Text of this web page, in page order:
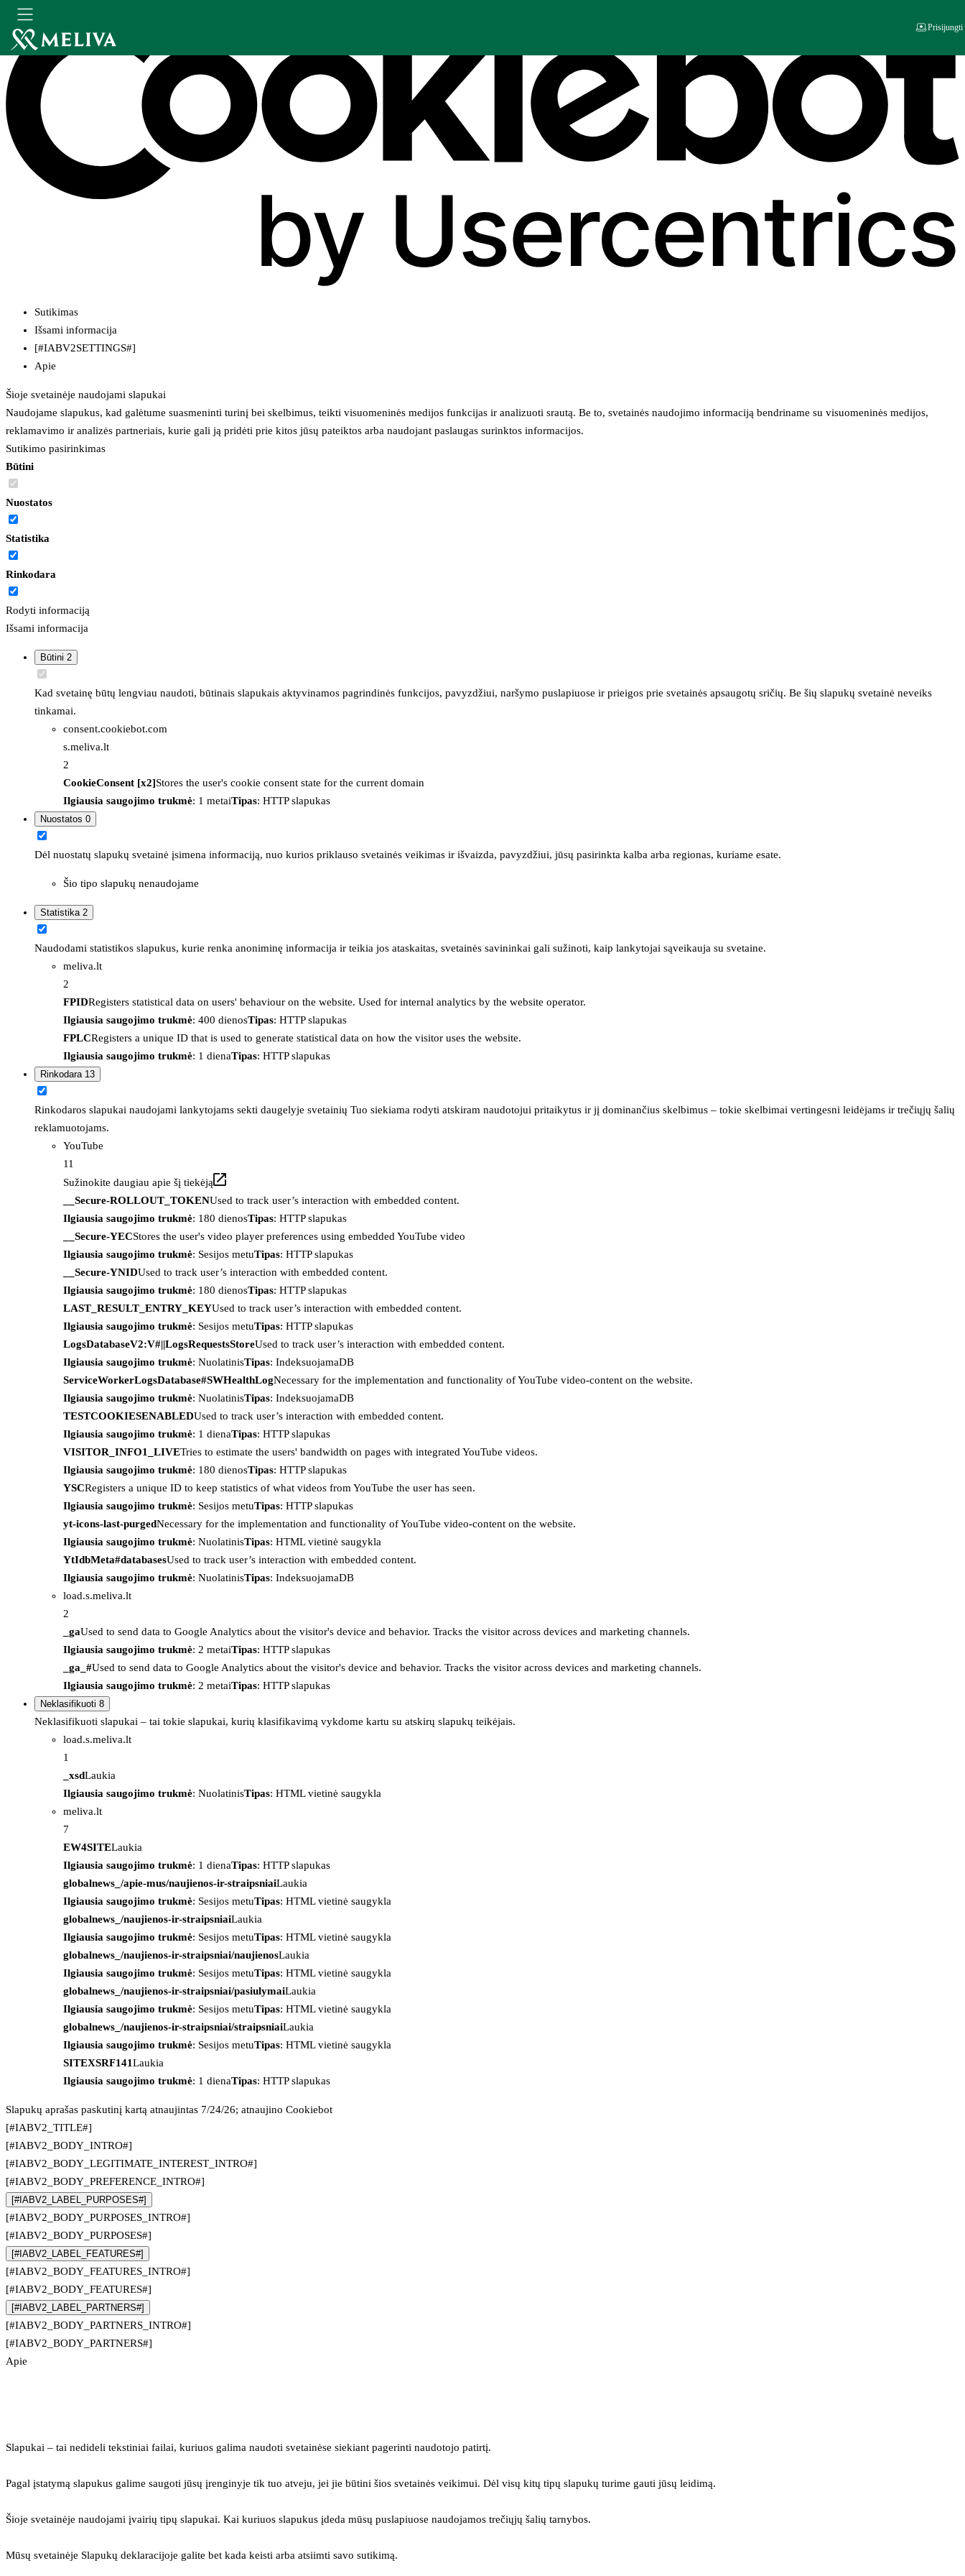
Sutikimas
Išsami informacija
[#IABV2SETTINGS#]
Apie
Šioje svetainėje naudojami slapukai
Naudojame slapukus, kad galėtume suasmeninti turinį bei skelbimus, teikti visuomeninės medijos funkcijas ir analizuoti srautą. Be to, svetainės naudojimo informaciją bendriname su visuomeninės medijos,
reklamavimo ir analizės partneriais, kurie gali ją pridėti prie kitos jūsų pateiktos arba naudojant paslaugas surinktos informacijos.
Sutikimo pasirinkimas
Būtini
Nuostatos
Statistika
Rinkodara
Rodyti informaciją
Išsami informacija
Būtini 2
Kad svetainę būtų lengviau naudoti, būtinais slapukais aktyvinamos pagrindinės funkcijos, pavyzdžiui, naršymo puslapiuose ir prieigos prie svetainės apsaugotų sričių. Be šių slapukų svetainė neveiks
tinkamai.
consent.cookiebot.com
s.meliva.lt
2
CookieConsent [x2]Stores the user's cookie consent state for the current domain
Ilgiausia saugojimo trukmė: 1 metaiTipas: HTTP slapukas
Nuostatos 0
Dėl nuostatų slapukų svetainė įsimena informaciją, nuo kurios priklauso svetainės veikimas ir išvaizda, pavyzdžiui, jūsų pasirinkta kalba arba regionas, kuriame esate.
Šio tipo slapukų nenaudojame
Statistika 2
Naudodami statistikos slapukus, kurie renka anoniminę informacija ir teikia jos ataskaitas, svetainės savininkai gali sužinoti, kaip lankytojai sąveikauja su svetaine.
meliva.lt
2
FPIDRegisters statistical data on users' behaviour on the website. Used for internal analytics by the website operator.
Ilgiausia saugojimo trukmė: 400 dienosTipas: HTTP slapukas
FPLCRegisters a unique ID that is used to generate statistical data on how the visitor uses the website.
Ilgiausia saugojimo trukmė: 1 dienaTipas: HTTP slapukas
Rinkodara 13
Rinkodaros slapukai naudojami lankytojams sekti daugelyje svetainių Tuo siekiama rodyti atskiram naudotojui pritaikytus ir jį dominančius skelbimus – tokie skelbimai vertingesni leidėjams ir trečiųjų šalių
reklamuotojams.
YouTube
11
Sužinokite daugiau apie šį tiekėją
__Secure-ROLLOUT_TOKENUsed to track user’s interaction with embedded content.
Ilgiausia saugojimo trukmė: 180 dienosTipas: HTTP slapukas
__Secure-YECStores the user's video player preferences using embedded YouTube video
Ilgiausia saugojimo trukmė: Sesijos metuTipas: HTTP slapukas
__Secure-YNIDUsed to track user’s interaction with embedded content.
Ilgiausia saugojimo trukmė: 180 dienosTipas: HTTP slapukas
LAST_RESULT_ENTRY_KEYUsed to track user’s interaction with embedded content.
Ilgiausia saugojimo trukmė: Sesijos metuTipas: HTTP slapukas
LogsDatabaseV2:V#||LogsRequestsStoreUsed to track user’s interaction with embedded content.
Ilgiausia saugojimo trukmė: NuolatinisTipas: IndeksuojamaDB
ServiceWorkerLogsDatabase#SWHealthLogNecessary for the implementation and functionality of YouTube video-content on the website.
Ilgiausia saugojimo trukmė: NuolatinisTipas: IndeksuojamaDB
TESTCOOKIESENABLEDUsed to track user’s interaction with embedded content.
Ilgiausia saugojimo trukmė: 1 dienaTipas: HTTP slapukas
VISITOR_INFO1_LIVETries to estimate the users' bandwidth on pages with integrated YouTube videos.
Ilgiausia saugojimo trukmė: 180 dienosTipas: HTTP slapukas
YSCRegisters a unique ID to keep statistics of what videos from YouTube the user has seen.
Ilgiausia saugojimo trukmė: Sesijos metuTipas: HTTP slapukas
yt-icons-last-purgedNecessary for the implementation and functionality of YouTube video-content on the website.
Ilgiausia saugojimo trukmė: NuolatinisTipas: HTML vietinė saugykla
YtIdbMeta#databasesUsed to track user’s interaction with embedded content.
Ilgiausia saugojimo trukmė: NuolatinisTipas: IndeksuojamaDB
load.s.meliva.lt
2
_gaUsed to send data to Google Analytics about the visitor's device and behavior. Tracks the visitor across devices and marketing channels.
Ilgiausia saugojimo trukmė: 2 metaiTipas: HTTP slapukas
_ga_#Used to send data to Google Analytics about the visitor's device and behavior. Tracks the visitor across devices and marketing channels.
Ilgiausia saugojimo trukmė: 2 metaiTipas: HTTP slapukas
Neklasifikuoti 8
Neklasifikuoti slapukai – tai tokie slapukai, kurių klasifikavimą vykdome kartu su atskirų slapukų teikėjais.
load.s.meliva.lt
1
_xsdLaukia
Ilgiausia saugojimo trukmė: NuolatinisTipas: HTML vietinė saugykla
meliva.lt
7
EW4SITELaukia
Ilgiausia saugojimo trukmė: 1 dienaTipas: HTTP slapukas
globalnews_/apie-mus/naujienos-ir-straipsniaiLaukia
Ilgiausia saugojimo trukmė: Sesijos metuTipas: HTML vietinė saugykla
globalnews_/naujienos-ir-straipsniaiLaukia
Ilgiausia saugojimo trukmė: Sesijos metuTipas: HTML vietinė saugykla
globalnews_/naujienos-ir-straipsniai/naujienosLaukia
Ilgiausia saugojimo trukmė: Sesijos metuTipas: HTML vietinė saugykla
globalnews_/naujienos-ir-straipsniai/pasiulymaiLaukia
Ilgiausia saugojimo trukmė: Sesijos metuTipas: HTML vietinė saugykla
globalnews_/naujienos-ir-straipsniai/straipsniaiLaukia
Ilgiausia saugojimo trukmė: Sesijos metuTipas: HTML vietinė saugykla
SITEXSRF141Laukia
Ilgiausia saugojimo trukmė: 1 dienaTipas: HTTP slapukas
Slapukų aprašas paskutinį kartą atnaujintas 7/24/26; atnaujino Cookiebot
[#IABV2_TITLE#]
[#IABV2_BODY_INTRO#]
[#IABV2_BODY_LEGITIMATE_INTEREST_INTRO#]
[#IABV2_BODY_PREFERENCE_INTRO#]
[#IABV2_LABEL_PURPOSES#]
[#IABV2_BODY_PURPOSES_INTRO#]
[#IABV2_BODY_PURPOSES#]
[#IABV2_LABEL_FEATURES#]
[#IABV2_BODY_FEATURES_INTRO#]
[#IABV2_BODY_FEATURES#]
[#IABV2_LABEL_PARTNERS#]
[#IABV2_BODY_PARTNERS_INTRO#]
[#IABV2_BODY_PARTNERS#]
Apie
Slapukai – tai nedideli tekstiniai failai, kuriuos galima naudoti svetainėse siekiant pagerinti naudotojo patirtį.
Pagal įstatymą slapukus galime saugoti jūsų įrenginyje tik tuo atveju, jei jie būtini šios svetainės veikimui. Dėl visų kitų tipų slapukų turime gauti jūsų leidimą.
Šioje svetainėje naudojami įvairių tipų slapukai. Kai kuriuos slapukus įdeda mūsų puslapiuose naudojamos trečiųjų šalių tarnybos.
Mūsų svetainėje Slapukų deklaracijoje galite bet kada keisti arba atsiimti savo sutikimą.
Prisijungti